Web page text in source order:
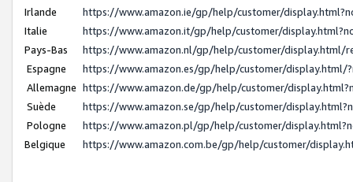
Irlande
https://www.amazon.ie/gp/help/customer/
Italie
https://www.amazon.it/gp/help/customer/
Pays-Bas
https://www.amazon.nl/gp/help/customer/display.html/
Espagne
https://www.amazon.es/gp/help/customer/display.html/
Allemagne https://www.amazon.de/gp/help/customer/
Suède
https://www.amazon.se/gp/help/customer/
Pologne
https://www.amazon.pl/gp/help/customer/
Belgique
https://www.amazon.com.be/gp/help/customer/